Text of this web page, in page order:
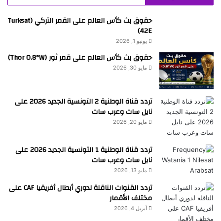
حقوق بث كأس العالم على القمر التركي (Turksat
42E)
يونيو 1, 2026
حقوق بث كأس العالم على قمر ثور (Thor 0.8°W)
مايو 30, 2026
تردد قناة الوطنية 2 التونسية الجديد 2026 على
نايل سات وعرب سات
مايو 20, 2026
تردد قناة الوطنية 1 التونسية الجديد 2026 على
نايل سات وعرب سات
مايو 13, 2026
تردد القنوات الناقلة لدوري أبطال أفريقيا CAF على
مختلف الأقمار
أبريل 4, 2026